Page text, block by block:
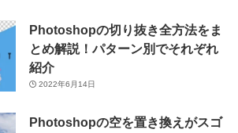
Photoshopの切り抜き全方法をま
とめ解説！パターン別でそれぞれ
紹介
2022年6月14日
Photoshopの空を置き換えがスゴ